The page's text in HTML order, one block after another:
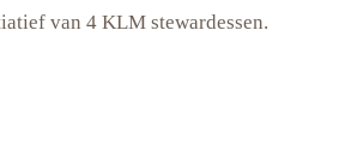
van 4 KLM stewardessen.